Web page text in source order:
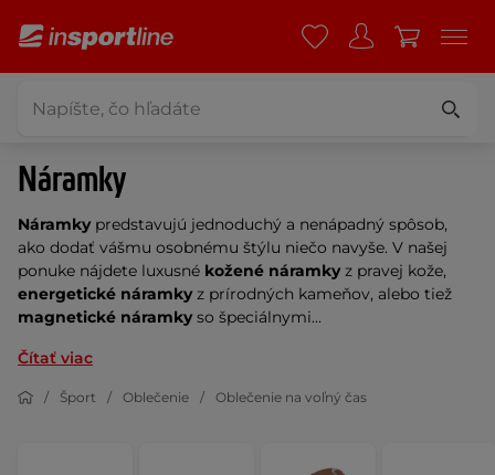
Náramky
Náramkypredstavujú jednoduchý a nenápadný spôsob,
ako dodať vášmu osobnému štýlu niečo navyše. V našej
ponuke nájdete luxusné kožené náramkyz pravej kože,
energetické náramkyz prírodných kameňov, alebo tiež
magnetické náramkyso špeciálnymi...
Čítať viac
Šport Oblečenie Oblečenie na voľný čas